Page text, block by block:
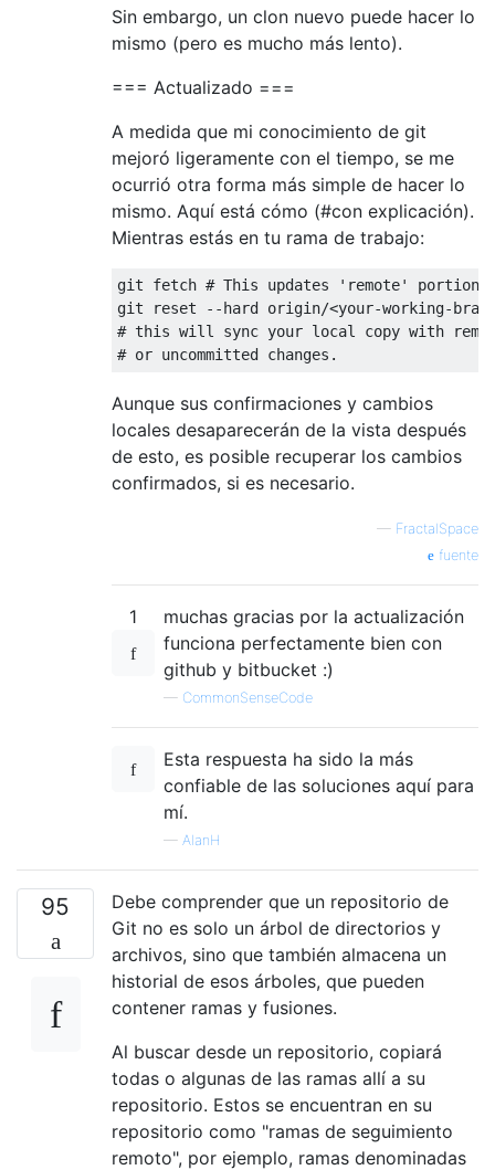
Sin embargo, un clon nuevo puede hacer lo
mismo (pero es mucho más lento).
=== Actualizado ===
A medida que mi conocimiento de git
mejoró ligeramente con el tiempo, se me
ocurrió otra forma más simple de hacer lo
mismo. Aquí está cómo (#con explicación).
Mientras estás en tu rama de trabajo:
git fetch # This updates 'remote'
git reset --hard origin/<your-working-
# this will sync your local copy with
Aunque sus confirmaciones y cambios
locales desaparecerán de la vista después
de esto, es posible recuperar los cambios
confirmados, si es necesario.
— FractalSpace
fuente
1
muchas gracias por la actualización
funciona perfectamente bien con
github y bitbucket :)
— CommonSenseCode
Esta respuesta ha sido la más
confiable de las soluciones aquí para
mí.
— AlanH
95
Debe comprender que un repositorio de
Git no es solo un árbol de directorios y
archivos, sino que también almacena un
historial de esos árboles, que pueden
contener ramas y fusiones.
Al buscar desde un repositorio, copiará
todas o algunas de las ramas allí a su
repositorio. Estos se encuentran en su
repositorio como "ramas de seguimiento
remoto", por ejemplo, ramas denominadas